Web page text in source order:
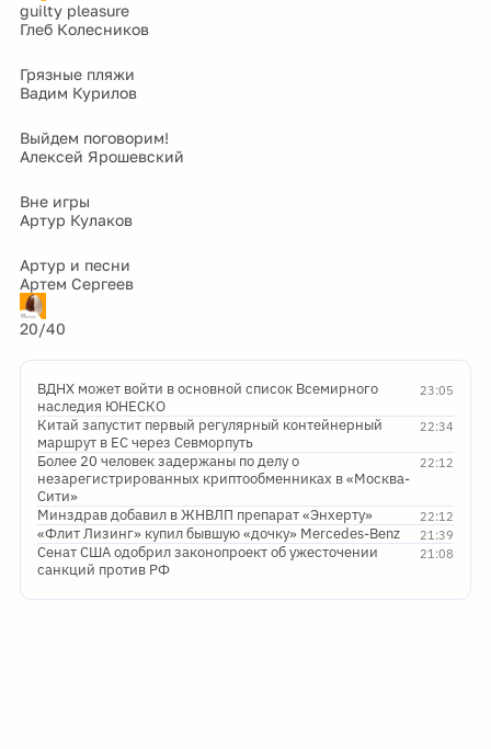
guilty pleasure
Глеб Колесников
Грязные пляжи
Вадим Курилов
Выйдем поговорим!
Алексей Ярошевский
Вне игры
Артур Кулаков
Артур и песни
Артем Сергеев
20/40
23:05
ВДНХ может войти в основной список Всемирного
наследия ЮНЕСКО
22:34
Китай запустит первый регулярный контейнерный
маршрут в ЕС через Севморпуть
22:12
Более 20 человек задержаны по делу о
незарегистрированных криптообменниках в «Москва-
Сити»
22:12
Минздрав добавил в ЖНВЛП препарат «Энхерту»
21:39
«Флит Лизинг» купил бывшую «дочку» Mercedes-Benz
21:08
Сенат США одобрил законопроект об ужесточении
санкций против РФ